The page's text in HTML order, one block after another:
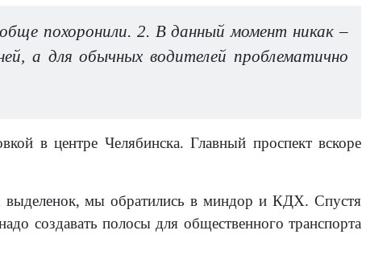
похоронили. 2. В данный момент никак –
а для обычных водителей проблематично
в центре Челябинска. Главный проспект вскоре
выделенок, мы обратились в миндор и КДХ. Спустя
создавать полосы для общественного транспорта